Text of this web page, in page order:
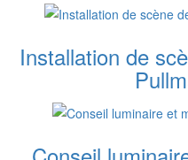
Installation de